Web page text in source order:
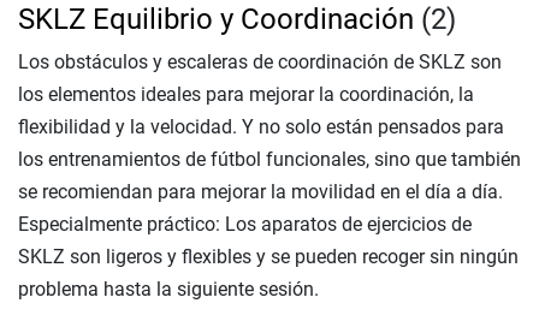
SKLZ Equilibrio y Coordinación (2)
Los obstáculos y escaleras de coordinación de SKLZ son
los elementos ideales para mejorar la coordinación, la
flexibilidad y la velocidad. Y no solo están pensados para
los entrenamientos de fútbol funcionales, sino que también
se recomiendan para mejorar la movilidad en el día a día.
Especialmente práctico: Los aparatos de ejercicios de
SKLZ son ligeros y flexibles y se pueden recoger sin ningún
problema hasta la siguiente sesión.